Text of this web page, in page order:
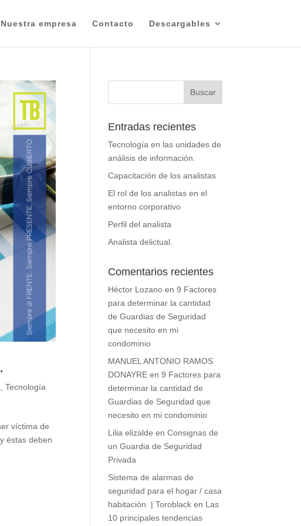
Nuestra empresa Contacto Descargables
,Tecnología
víctima de
éstas deben
Entradas recientes
Tecnología en las unidades de
análisis de información.
Capacitación de los analistas
El rol de los analistas en el
entorno corporativo
Perfil del analista
Analista delictual.
Comentarios recientes
Héctor Lozano en9 Factores
para determinar la cantidad
de Guardias de Seguridad
que necesito en mi
condominio
MANUEL ANTONIO RAMOS
DONAYRE en9 Factores para
determinar la cantidad de
Guardias de Seguridad que
necesito en mi condominio
Lilia elizalde enConsignas de
un Guardia de Seguridad
Privada
Sistema de alarmas de
seguridad para el hogar / casa
habitación. | Toroblack en Las
10 principales tendencias